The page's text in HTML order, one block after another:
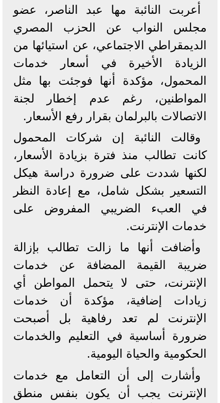
أعربت النائبة مها عبد الناصر، عضو
مجلس النواب عن الحزب المصري
الديمقراطي الاجتماعي، عن استيائها من
الزيادة الأخيرة في أسعار خدمات
المحمول، مؤكدة أنها فوجئت بها مثل
المواطنين، رغم عدم إخطار لجنة
الاتصالات بالبرلمان بقرار رفع الأسعار.
وقالت النائبة إن شركات المحمول
كانت تطالب منذ فترة بزيادة الأسعار،
لكنها شددت على ضرورة دراسة هيكل
التسعير بشكل شامل، مع إعادة النظر
في العبء الضريبي المفروض على
خدمات الإنترنت.
وأضافت أنها ما زالت تطالب بإزالة
ضريبة القيمة المضافة عن خدمات
الإنترنت، حتى لا يتحمل المواطن أي
زيادات إضافية، مؤكدة أن خدمات
الإنترنت لم تعد رفاهية بل أصبحت
ضرورة أساسية في التعليم والخدمات
الحكومية والحياة اليومية.
وأشارت إلى أن التعامل مع خدمات
الإنترنت يجب أن يكون بنفس منطق